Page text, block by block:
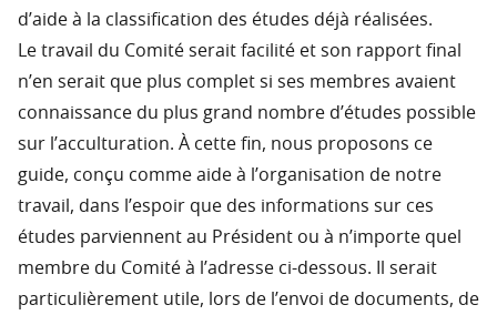
d’aide à la classification des études déjà réalisées.
Le travail du Comité serait facilité et son rapport final
n’en serait que plus complet si ses membres avaient
connaissance du plus grand nombre d’études possible
sur l’acculturation. À cette fin, nous proposons ce
guide, conçu comme aide à l’organisation de notre
travail, dans l’espoir que des informations sur ces
études parviennent au Président ou à n’importe quel
membre du Comité à l’adresse ci-dessous. Il serait
particulièrement utile, lors de l’envoi de documents, de